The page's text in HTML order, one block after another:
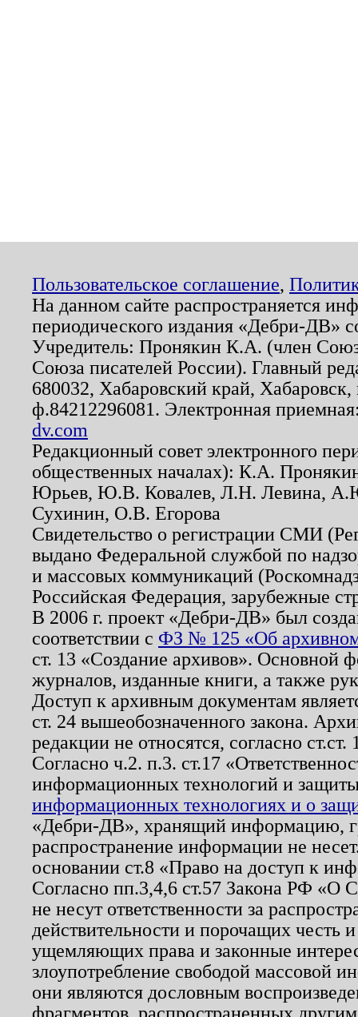
Пользовательское соглашение,
На данном сайте распространяется
периодического издания «Дебри-ДВ»
Учредитель: Пронякин К.А. (член
Союза писателей России). Главный
680032, Хабаровский край,
ф.84212296081. Электронная
dv.com
Редакционный совет электронного
общественных началах): К.А.
Юрьев, Ю.В. Ковалев, Л.Н. Левина,
Сухинин, О.В. Егорова
Свидетельство о регистрации СМИ
выдано Федеральной службой по
и массовых коммуникаций
Российская Федерация, зарубежные
В 2006 г. проект «Дебри-ДВ» был
соответствии с ФЗ № 125 «Об
ст. 13 «Создание архивов». Основной
журналов, изданные книги, а также
Доступ к архивным документам
ст. 24 вышеобозначенного закона.
редакции не относятся, согласно
Согласно ч.2. п.3. ст.17
информационных технологий и
информационных технологиях и о
«Дебри-ДВ», хранящий информацию,
распространение информации не
основании ст.8 «Право на доступ к
Согласно пп.3,4,6 ст.57 Закона РФ «О
не несут ответственности за
действительности и порочащих честь
ущемляющих права и законные
злоупотребление свободой массовой
они являются дословным
фрагментов, распространенных